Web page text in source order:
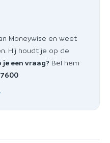
Moneywise en weet
Hij houdt je op de
je een vraag? Bel hem